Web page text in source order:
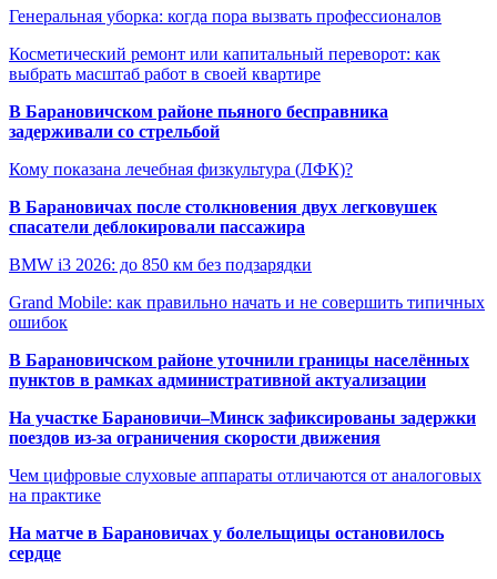
Генеральная уборка: когда пора вызвать профессионалов
Косметический ремонт или капитальный переворот: как
выбрать масштаб работ в своей квартире
В Барановичском районе пьяного бесправника
задерживали со стрельбой
Кому показана лечебная физкультура (ЛФК)?
В Барановичах после столкновения двух легковушек
спасатели деблокировали пассажира
BMW i3 2026: до 850 км без подзарядки
Grand Mobile: как правильно начать и не совершить типичных
ошибок
В Барановичском районе уточнили границы населённых
пунктов в рамках административной актуализации
На участке Барановичи–Минск зафиксированы задержки
поездов из-за ограничения скорости движения
Чем цифровые слуховые аппараты отличаются от аналоговых
на практике
На матче в Барановичах у болельщицы остановилось
сердце